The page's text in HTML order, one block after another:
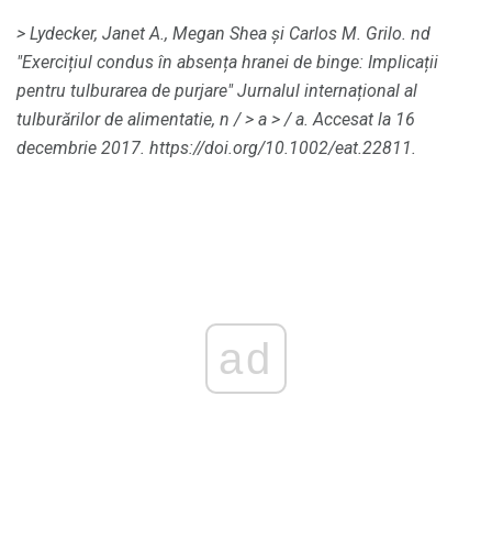
> Lydecker, Janet A., Megan Shea și Carlos M. Grilo. nd
"Exercițiul condus în absența hranei de binge: Implicații
pentru tulburarea de purjare" Jurnalul internațional al
tulburărilor de alimentatie, n / > a > / a. Accesat la 16
decembrie 2017. https://doi.org/10.1002/eat.22811.
ad